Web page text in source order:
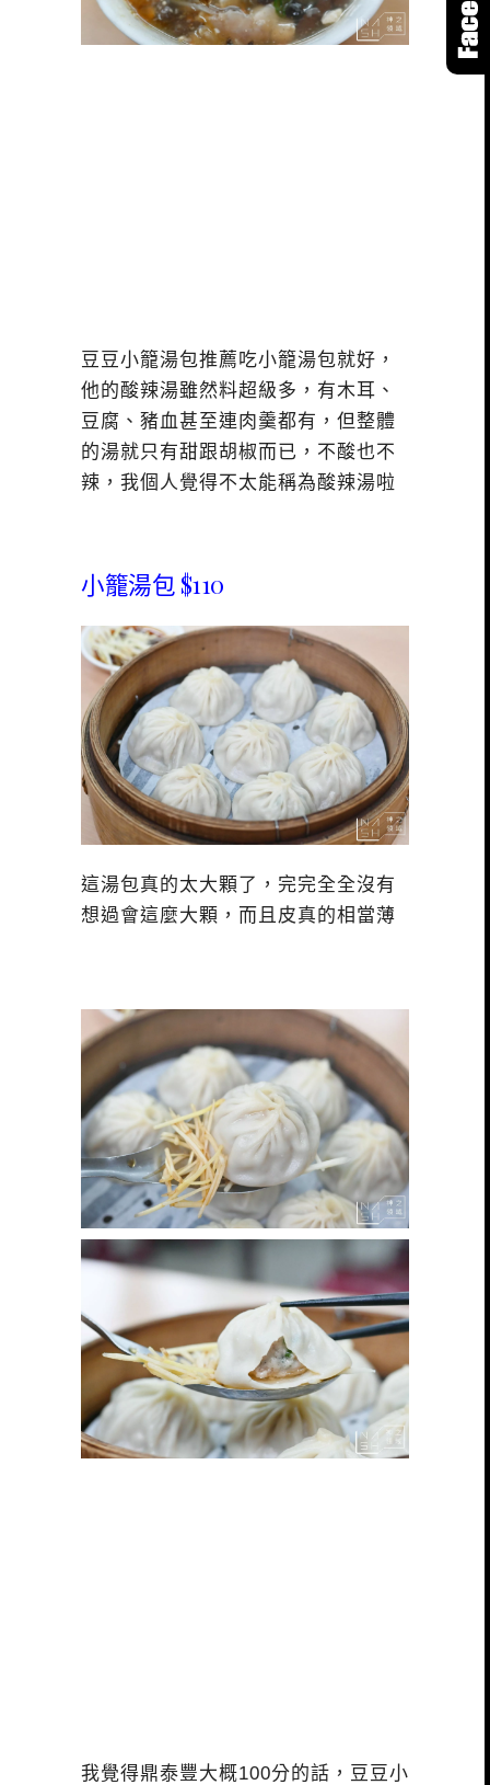
豆豆小籠湯包推薦吃小籠湯包就好，
他的酸辣湯雖然料超級多，有木耳、
豆腐、豬血甚至連肉羹都有，但整體
的湯就只有甜跟胡椒而已，不酸也不
辣，我個人覺得不太能稱為酸辣湯啦
小籠湯包 $110
這湯包真的太大顆了，完完全全沒有
想過會這麼大顆，而且皮真的相當薄
我覺得鼎泰豐大概100分的話，豆豆小